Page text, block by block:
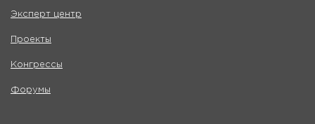
Эксперт центр
Проекты
Конгрессы
Форумы